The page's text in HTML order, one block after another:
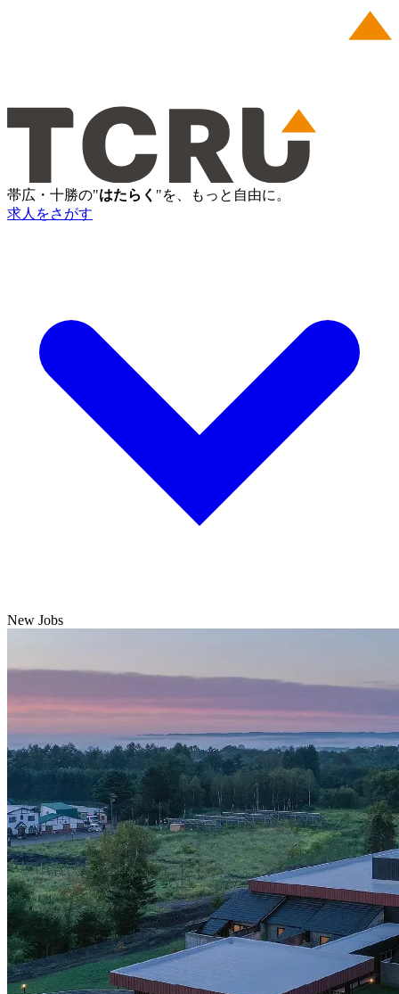
帯広・十勝の"はたらく "を、もっと自由に。
求人をさがす
New Jobs